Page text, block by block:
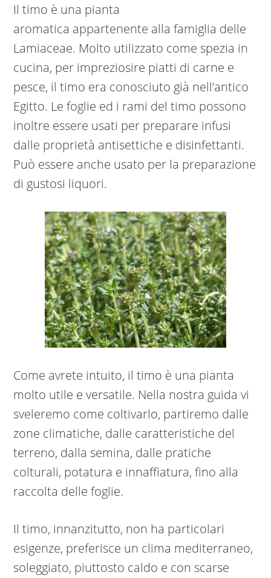
Il timo è una pianta
aromatica appartenente alla famiglia delle
Lamiaceae. Molto utilizzato come spezia in
cucina, per impreziosire piatti di carne e
pesce, il timo era conosciuto già nell’antico
Egitto. Le foglie ed i rami del timo possono
inoltre essere usati per preparare infusi
dalle proprietà antisettiche e disinfettanti.
Può essere anche usato per la preparazione
di gustosi liquori.
Come avrete intuito, il timo è una pianta
molto utile e versatile. Nella nostra guida vi
sveleremo come coltivarlo, partiremo dalle
zone climatiche, dalle caratteristiche del
terreno, dalla semina, dalle pratiche
colturali, potatura e innaffiatura, fino alla
raccolta delle foglie.
Il timo, innanzitutto, non ha particolari
esigenze, preferisce un clima mediterraneo,
soleggiato, piuttosto caldo e con scarse